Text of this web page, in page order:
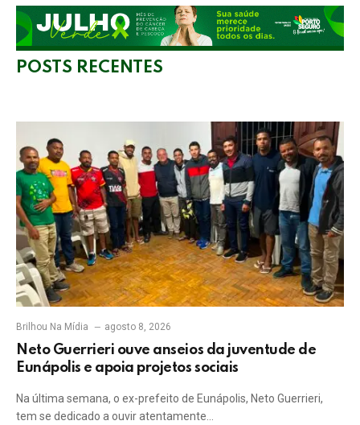
POSTS RECENTES
Brilhou Na Mídia agosto 8, 2026
Neto Guerrieri ouve anseios da juventude de
Eunápolis e apoia projetos sociais
Na última semana, o ex-prefeito de Eunápolis, Neto Guerrieri,
tem se dedicado a ouvir atentamente…